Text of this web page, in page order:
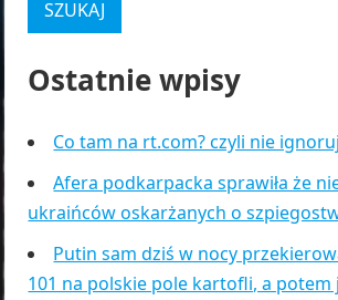
Ostatnie wpisy
Co tam na rt.com? czyli nie
Afera podkarpacka sprawiła że
ukraińców oskarżanych o
Putin sam dziś w nocy
101 na polskie pole kartofli, a potem